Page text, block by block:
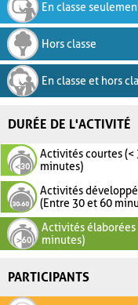
En classe
Hors classe
En classe et hors
DURÉE DE L'ACTIVITÉ
Activités courtes (<
minutes)
Activités
(Entre 30 et 60
Activités élaborées
minutes)
PARTICIPANTS